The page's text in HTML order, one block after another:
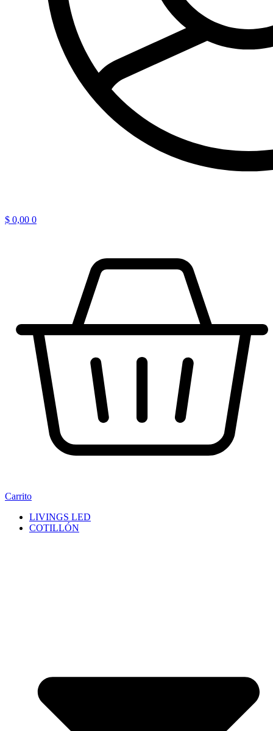
$ 0,00 0
Carrito
LIVINGS LED
COTILLÓN